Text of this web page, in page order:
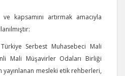
kapsamını artırmak amacıyla
Türkiye Serbest Muhasebeci Mali
Mali Müşavirler Odaları Birliği
yayınlanan mesleki etik rehberleri,